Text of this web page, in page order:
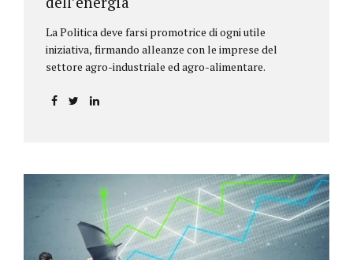
La Politica deve farsi promotrice di ogni utile
iniziativa, firmando alleanze con le imprese del
settore agro-industriale ed agro-alimentare.